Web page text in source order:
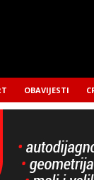
OBAVIJESTI